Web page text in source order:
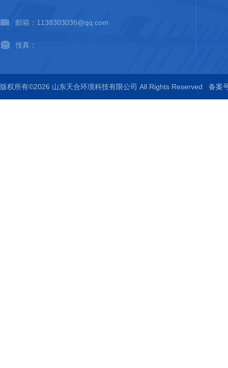
邮箱：1138303036@qq.com
传真：
版权所有©2026 山东天合环境科技有限公司 All Rights Reserved 备案